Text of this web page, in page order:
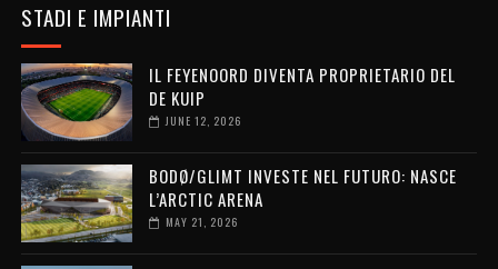
STADI E IMPIANTI
IL FEYENOORD DIVENTA PROPRIETARIO DEL
DE KUIP
JUNE 12, 2026
BODØ/GLIMT INVESTE NEL FUTURO: NASCE
L’ARCTIC ARENA
MAY 21, 2026